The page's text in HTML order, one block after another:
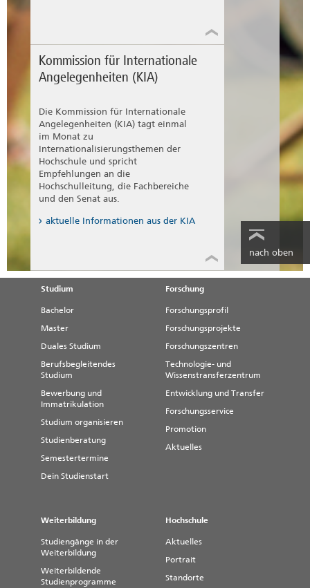
entwickelt. Die Hochschulleitung fungiert somit
Beziehungen und schafft Rahmenbedingungen,
damit strategische Partnerschaften nicht nur
geschlossen, sondern auch langfristig gelebt und
Kommission für Internationale
Angelegenheiten (KIA)
Die Kommission für Internationale
Angelegenheiten (KIA) tagt einmal
im Monat zu
Internationalisierungsthemen der
Hochschule und spricht
Empfehlungen an die
Hochschulleitung, die Fachbereiche
und den Senat aus.
aktuelle Informationen aus der KIA
nach oben
Studium
Bachelor
Master
Duales Studium
Berufsbegleitendes
Studium
Bewerbung und
Immatrikulation
Studium organisieren
Studienberatung
Semestertermine
Dein Studienstart
Forschung
Forschungsprofil
Forschungsprojekte
Forschungszentren
Technologie- und
Wissenstransferzentrum
Entwicklung und Transfer
Forschungsservice
Promotion
Aktuelles
Weiterbildung
Studiengänge in der
Weiterbildung
Weiterbildende
Studienprogramme
Hochschule
Aktuelles
Portrait
Standorte